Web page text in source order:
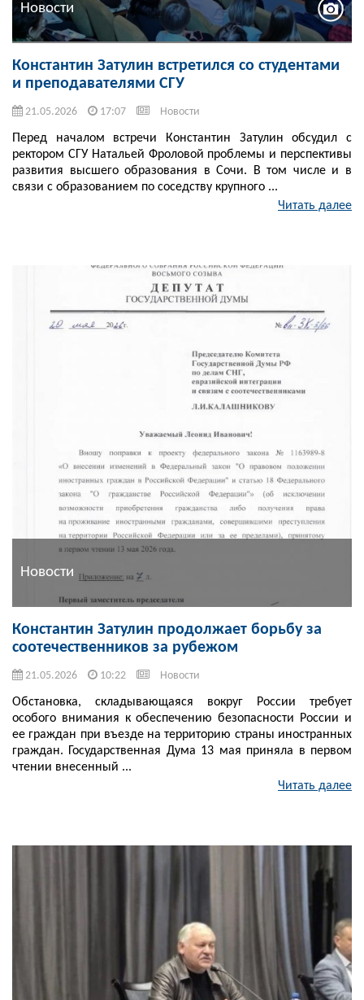
Новости
Константин Затулин встретился со студентами
и преподавателями СГУ
21.05.2026 17:07 Новости
Перед началом встречи Константин Затулин обсудил с
ректором СГУ Натальей Фроловой проблемы и перспективы
развития высшего образования в Сочи. В том числе и в
связи с образованием по соседству крупного ...
Читать далее
Новости
Константин Затулин продолжает борьбу за
соотечественников за рубежом
21.05.2026 10:22 Новости
Обстановка, складывающаяся вокруг России требует
особого внимания к обеспечению безопасности России и
ее граждан при въезде на территорию страны иностранных
граждан. Государственная Дума 13 мая приняла в первом
чтении внесенный ...
Читать далее